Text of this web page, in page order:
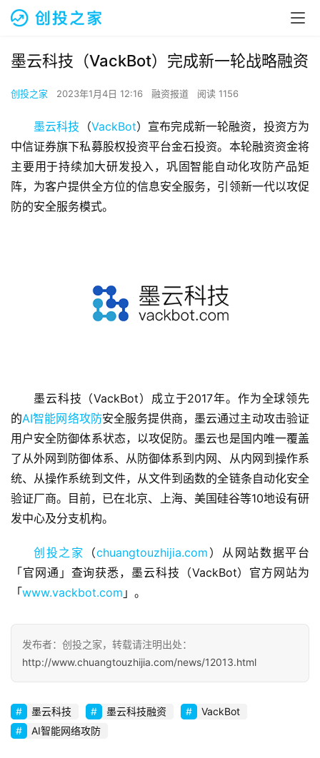
首
页
融
资
商
观
察
企
业
墨云科技（VackBot）完成新一轮战略融资
创投之家 2023年1月4日 12:16 融资报道 阅读 1156
墨云科技 （VackBot）宣布完成新一轮融资，投资方为
中信证券旗下私募股权投资平台金石投资。本轮融资资金将
主要用于持续加大研发投入，巩固智能自动化攻防产品矩
阵，为客户提供全方位的信息安全服务，引领新一代以攻促
防的安全服务模式。
墨云科技（VackBot）成立于2017年。作为全球领先
的AI智能网络攻防安全服务提供商，墨云通过主动攻击验证
用户安全防御体系状态，以攻促防。墨云也是国内唯一覆盖
了从外网到防御体系、从防御体系到内网、从内网到操作系
统、从操作系统到文件，从文件到函数的全链条自动化安全
验证厂商。目前，已在北京、上海、美国硅谷等10地设有研
发中心及分支机构。
创投之家 （chuangtouzhijia.com ）从网站数据平台
「官网通」查询获悉，墨云科技（VackBot）官方网站为
「www.vackbot.com 」。
发布者：创投之家，转载请注明出处：
http://www.chuangtouzhijia.com/news/12013.html
墨云科技 墨云科技融资
VackBot
AI智能网络攻防